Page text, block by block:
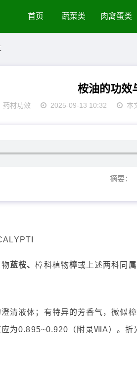
首页 蔬菜类 肉禽蛋类
桉油的功效
药材功效 2025-09-13 10:32 本
摘要：
蓝桉、樟科植物樟或上述两科同
清液体；有特异的芳香气，微似
应为0.895~0.920（附录ⅦA）。